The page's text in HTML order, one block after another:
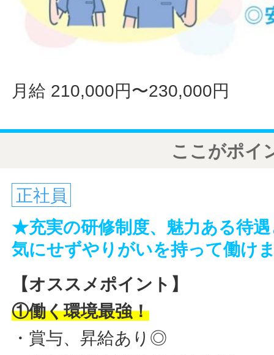
月給 210,000円〜230,000円
ここがポイ
正社員
★充実の研修制度、魅力ある待
気にせずやりがいを持って働け
【オススメポイント】
①働く環境最強！
・賞与、昇給あり◎